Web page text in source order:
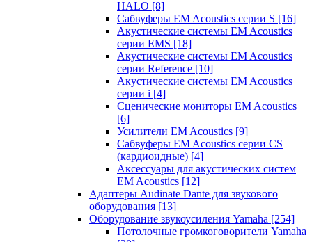
HALO [8]
Сабвуферы EM Acoustics серии S [16]
Акустические системы EM Acoustics
серии EMS [18]
Акустические системы EM Acoustics
серии Reference [10]
Акустические системы EM Acoustics
серии i [4]
Сценические мониторы EM Acoustics
[6]
Усилители EM Acoustics [9]
Сабвуферы EM Acoustics серии CS
(кардиоидные) [4]
Аксессуары для акустических систем
EM Acoustics [12]
Адаптеры Audinate Dante для звукового
оборудования [13]
Оборудование звукоусиления Yamaha [254]
Потолочные громкоговорители Yamaha